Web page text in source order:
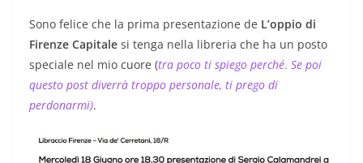
Sono felice che la prima presentazione de L’oppio di
Firenze Capitale si tenga nella libreria che ha un posto
speciale nel mio cuore (tra poco ti spiego perché. Se poi
questo post diverrà troppo personale, ti prego di
perdonarmi).